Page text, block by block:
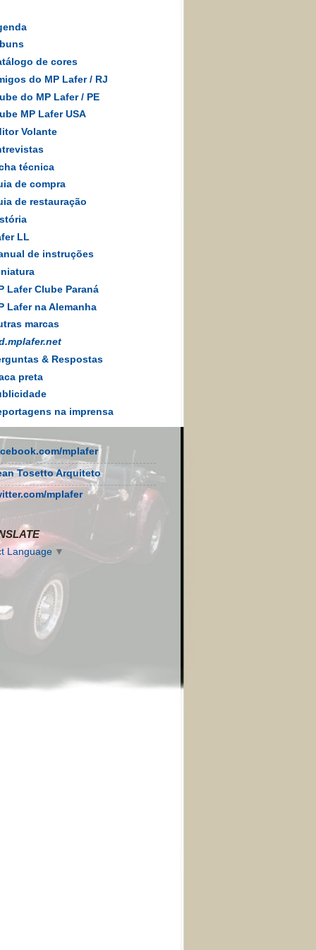
de cores
do MP Lafer/ RJ
do MP Lafer / PE
MP Lafer USA
Volante
técnica
de compra
de restauração
LL
de instruções
Lafer Clube Paraná
Lafer na Alemanha
marcas
& Respostas
preta
na imprensa
mplafer
Tosetto Arquiteto
mplafer
Language ▼